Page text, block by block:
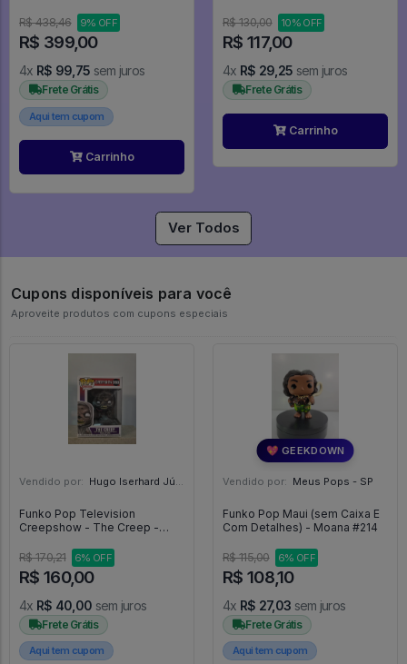
R$ 438,46
9% OFF
R$ 399,00
4x R$ 99,75 sem juros
Frete Grátis
Aqui tem cupom
Carrinho
R$ 130,00
10% OFF
R$ 117,00
4x R$ 29,25 sem juros
Frete Grátis
Carrinho
Ver Todos
Cupons disponíveis para você
Aproveite produtos com cupons especiais
Vendido por: Hugo Iserhard Júnior - RS
Funko Pop Television
Creepshow - The Creep -
R$ 170,21
6% OFF
R$ 160,00
4x R$ 40,00 sem juros
Frete Grátis
Aqui tem cupom
💖 GEEKDOWN
Vendido por: Meus Pops - SP
Funko Pop Maui (sem Caixa E
Com Detalhes) - Moana #214
R$ 115,00 6% OFF
R$ 108,10
4x R$ 27,03 sem juros
Frete Grátis
Aqui tem cupom